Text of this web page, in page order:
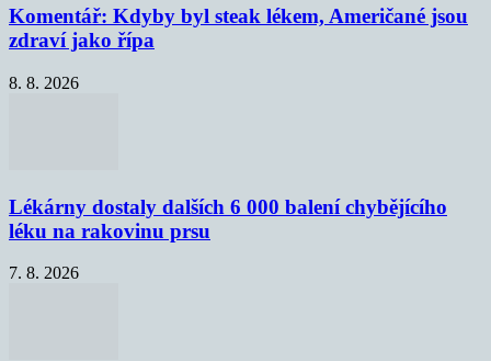
Komentář: Kdyby byl steak lékem, Američané jsou
zdraví jako řípa
8. 8. 2026
Lékárny dostaly dalších 6 000 balení chybějícího
léku na rakovinu prsu
7. 8. 2026